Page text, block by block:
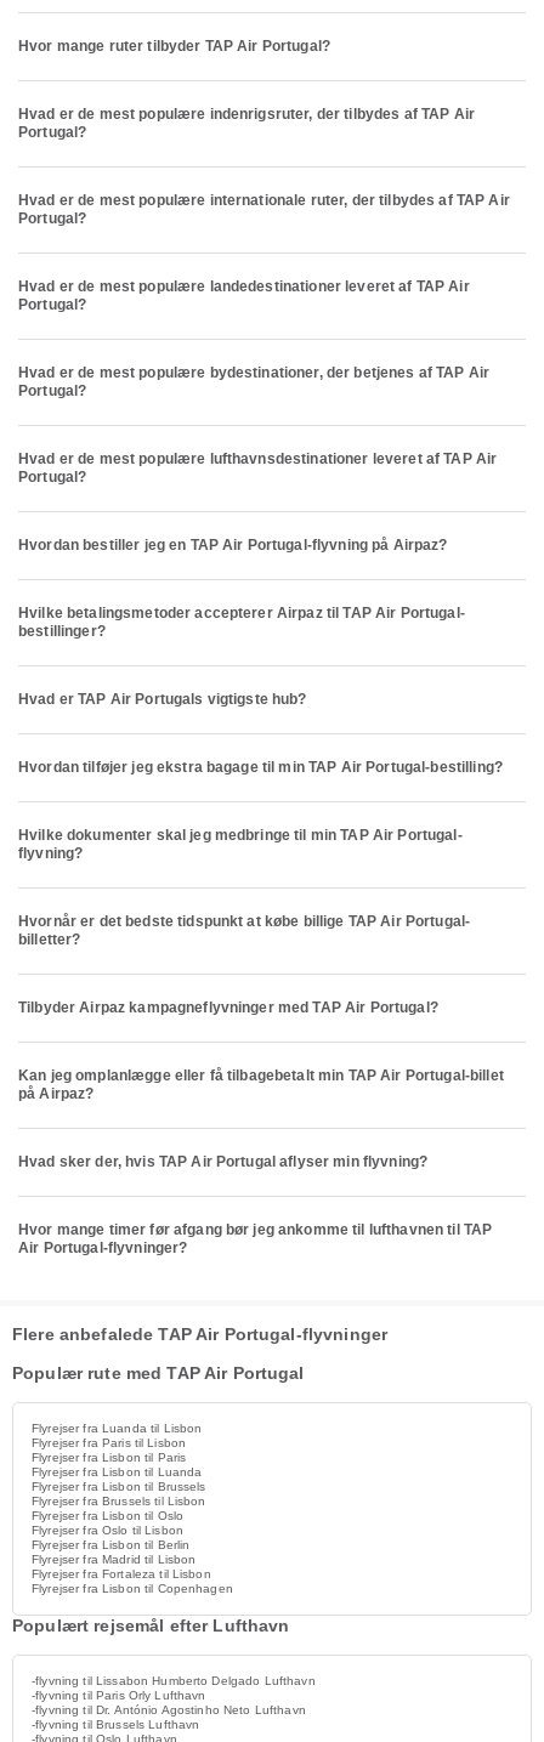
Hvor mange ruter tilbyder TAP Air Portugal?
Hvad er de mest populære indenrigsruter, der tilbydes af TAP Air
Portugal?
Hvad er de mest populære internationale ruter, der tilbydes af TAP Air
Portugal?
Hvad er de mest populære landedestinationer leveret af TAP Air
Portugal?
Hvad er de mest populære bydestinationer, der betjenes af TAP Air
Portugal?
Hvad er de mest populære lufthavnsdestinationer leveret af TAP Air
Portugal?
Hvordan bestiller jeg en TAP Air Portugal-flyvning på Airpaz?
Hvilke betalingsmetoder accepterer Airpaz til TAP Air Portugal-
bestillinger?
Hvad er TAP Air Portugals vigtigste hub?
Hvordan tilføjer jeg ekstra bagage til min TAP Air Portugal-bestilling?
Hvilke dokumenter skal jeg medbringe til min TAP Air Portugal-
flyvning?
Hvornår er det bedste tidspunkt at købe billige TAP Air Portugal-
billetter?
Tilbyder Airpaz kampagneflyvninger med TAP Air Portugal?
Kan jeg omplanlægge eller få tilbagebetalt min TAP Air Portugal-billet
på Airpaz?
Hvad sker der, hvis TAP Air Portugal aflyser min flyvning?
Hvor mange timer før afgang bør jeg ankomme til lufthavnen til TAP
Air Portugal-flyvninger?
Flere anbefalede TAP Air Portugal-flyvninger
Populær rute med TAP Air Portugal
Flyrejser fra Luanda til Lisbon
Flyrejser fra Paris til Lisbon
Flyrejser fra Lisbon til Paris
Flyrejser fra Lisbon til Luanda
Flyrejser fra Lisbon til Brussels
Flyrejser fra Brussels til Lisbon
Flyrejser fra Lisbon til Oslo
Flyrejser fra Oslo til Lisbon
Flyrejser fra Lisbon til Berlin
Flyrejser fra Madrid til Lisbon
Flyrejser fra Fortaleza til Lisbon
Flyrejser fra Lisbon til Copenhagen
Populært rejsemål efter Lufthavn
-flyvning til Lissabon Humberto Delgado Lufthavn
-flyvning til Paris Orly Lufthavn
-flyvning til Dr. António Agostinho Neto Lufthavn
-flyvning til Brussels Lufthavn
-flyvning til Oslo Lufthavn